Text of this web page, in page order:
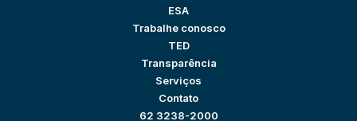
ESA
Trabalhe conosco
TED
Transparência
Serviços
Contato
62 3238-2000